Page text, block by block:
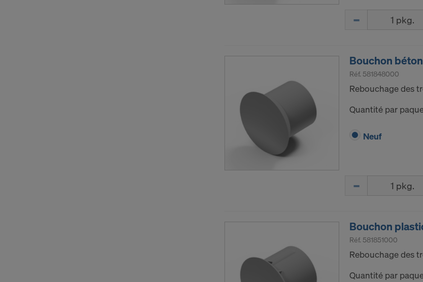
Bouchon
Réf. 581848000
Rebouchage des
Quantité par
Neuf
Bouchon
Réf. 581851000
Rebouchage des
Quantité par